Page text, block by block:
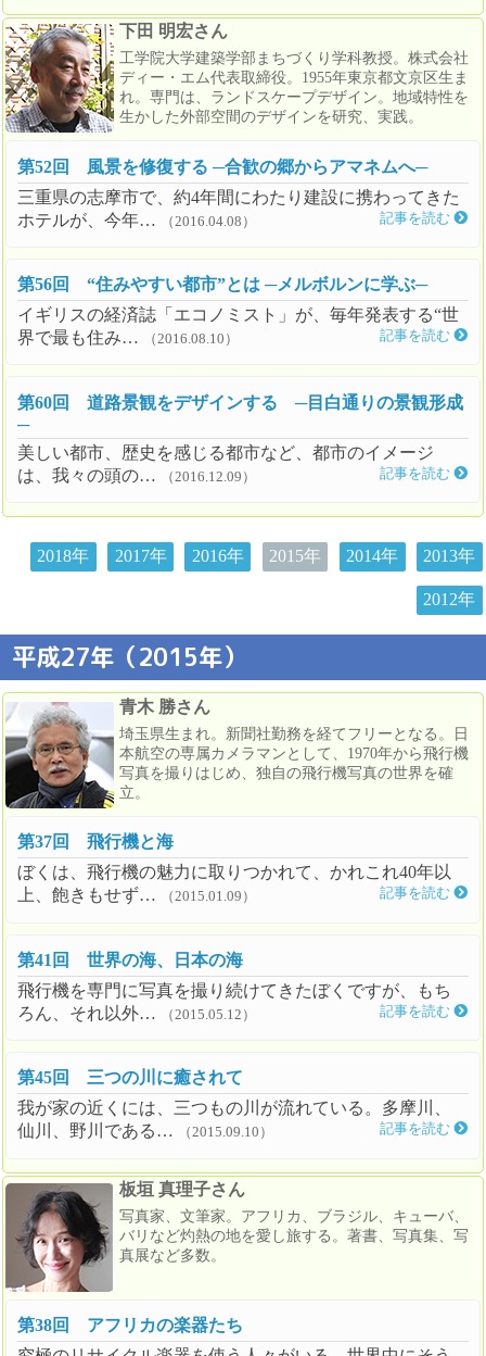
下田 明宏さん
工学院大学建築学部まちづくり学科教授。株式会社
ディー・エム代表取締役。1955年東京都文京区生ま
れ。専門は、ランドスケープデザイン。地域特性を
生かした外部空間のデザインを研究、実践。
第52回 風景を修復する ─合歓の郷からアマネムへ─
三重県の志摩市で、約4年間にわたり建設に携わってきた
ホテルが、今年…
（2016.04.08） 記事を読む
第56回 “住みやすい都市”とは ─メルボルンに学ぶ─
イギリスの経済誌「エコノミスト」が、毎年発表する“世
界で最も住み…
（2016.08.10） 記事を読む
第60回 道路景観をデザインする ─目白通りの景観形成
─
美しい都市、歴史を感じる都市など、都市のイメージ
は、我々の頭の…
（2016.12.09） 記事を読む
2018年 2017年 2016年 2015年 2014年 2013年
2012年
平成27年（2015年）
青木 勝さん
埼玉県生まれ。新聞社勤務を経てフリーとなる。日
本航空の専属カメラマンとして、1970年から飛行機
写真を撮りはじめ、独自の飛行機写真の世界を確
立。
第37回 飛行機と海
ぼくは、飛行機の魅力に取りつかれて、かれこれ40年以
上、飽きもせず…
（2015.01.09） 記事を読む
第41回 世界の海、日本の海
飛行機を専門に写真を撮り続けてきたぼくですが、もち
ろん、それ以外…
（2015.05.12） 記事を読む
第45回 三つの川に癒されて
我が家の近くには、三つもの川が流れている。多摩川、
仙川、野川である…
（2015.09.10） 記事を読む
板垣 真理子さん
写真家、文筆家。アフリカ、ブラジル、キューバ、
バリなど灼熱の地を愛し旅する。著書、写真集、写
真展など多数。
第38回 アフリカの楽器たち